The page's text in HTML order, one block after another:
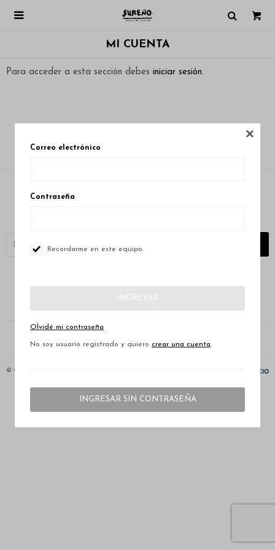

Correo electrónico
Contraseña
Recordarme en este equipo.
INGRESAR
Olvidé mi contraseña
No soy usuario registrado y quiero crear una cuenta.
INGRESAR SIN CONTRASEÑA

MI CUENTA
Para acceder a esta sección debes iniciar sesión.
© Copyright 2026 / Sureño